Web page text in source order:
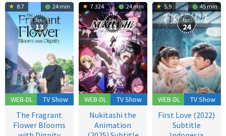
8.7 24 min
WEB-DL
Eps:
13
TV Show
The Fragrant
Flower Blooms
7.324 24 min
WEB-DL
Eps:
11
TV Show
Nukitashi the
Animation
5.9 45 min
WEB-DL
Eps:
24
TV Show
First Love (2022)
Subtitle